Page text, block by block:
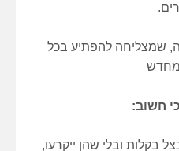
שמצליחה להפתיע בכל
חשוב:
בקלות ובלי שהן ייקרעו,